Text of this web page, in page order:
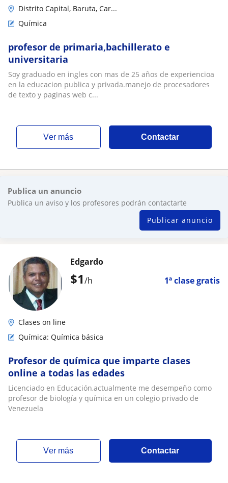
Distrito Capital, Baruta, Car...
Química
profesor de primaria,bachillerato e
universitaria
Soy graduado en ingles con mas de 25 años de experiencioa
en la educacion publica y privada.manejo de procesadores
de texto y paginas web c...
ver más Contactar
Publica un anuncio
Publica un aviso y los profesores podrán contactarte
Publicar anuncio
$1/h 1ª clase gratis
Edgardo
Clases on line
Química: Química básica
Profesor de química que imparte clases
online a todas las edades
Licenciado en Educación,actualmente me desempeño como
profesor de biología y química en un colegio privado de
Venezuela
ver más Contactar